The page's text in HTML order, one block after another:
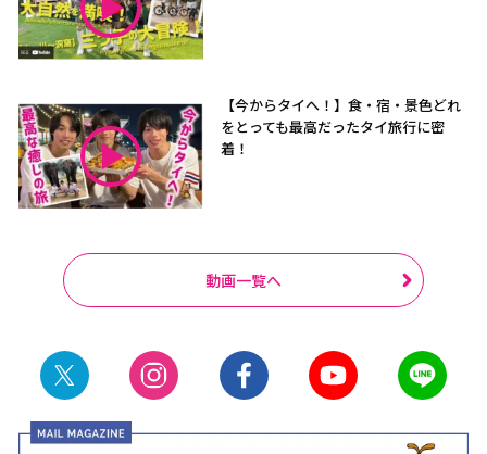
【今からタイへ！】食・宿・景色どれ
をとっても最高だったタイ旅行に密
着！
動画一覧へ